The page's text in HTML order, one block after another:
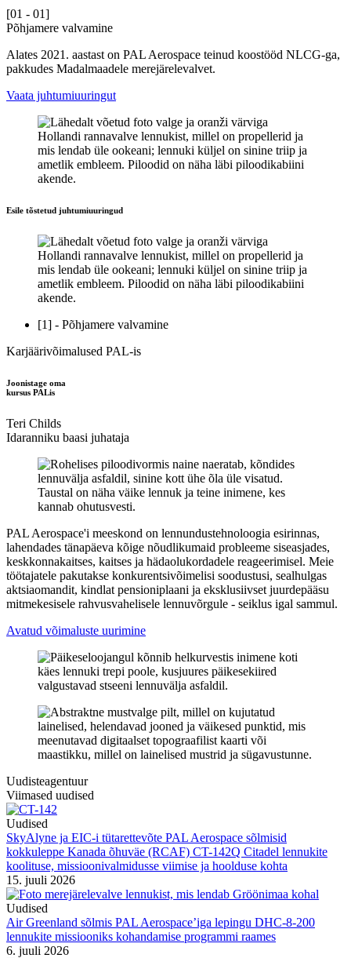
[01 - 01]
Põhjamere valvamine
Alates 2021. aastast on PAL Aerospace teinud koostööd NLCG-ga,
pakkudes Madalmaadele merejärelevalvet.
Vaata juhtumiuuringut
Esile tõstetud juhtumiuuringud
[1] - Põhjamere valvamine
Karjäärivõimalused PAL-is
Joonistage oma
kursus PALis
Teri Childs
Idaranniku baasi juhataja
PAL Aerospace'i meeskond on lennundustehnoloogia esirinnas,
lahendades tänapäeva kõige nõudlikumaid probleeme siseasjades,
keskkonnakaitses, kaitses ja hädaolukordadele reageerimisel. Meie
töötajatele pakutakse konkurentsivõimelisi soodustusi, sealhulgas
aktsiaomandit, kindlat pensioniplaani ja eksklusiivset juurdepääsu
mitmekesisele rahvusvahelisele lennuvõrgule - seiklus igal sammul.
Avatud võimaluste uurimine
Uudisteagentuur
Viimased uudised
Uudised
SkyAlyne ja EIC-i tütarettevõte PAL Aerospace sõlmisid
kokkuleppe Kanada õhuväe (RCAF) CT-142Q Citadel lennukite
koolituse, missioonivalmidusse viimise ja hoolduse kohta
15. juuli 2026
Uudised
Air Greenland sõlmis PAL Aerospace’iga lepingu DHC-8-200
lennukite missiooniks kohandamise programmi raames
6. juuli 2026